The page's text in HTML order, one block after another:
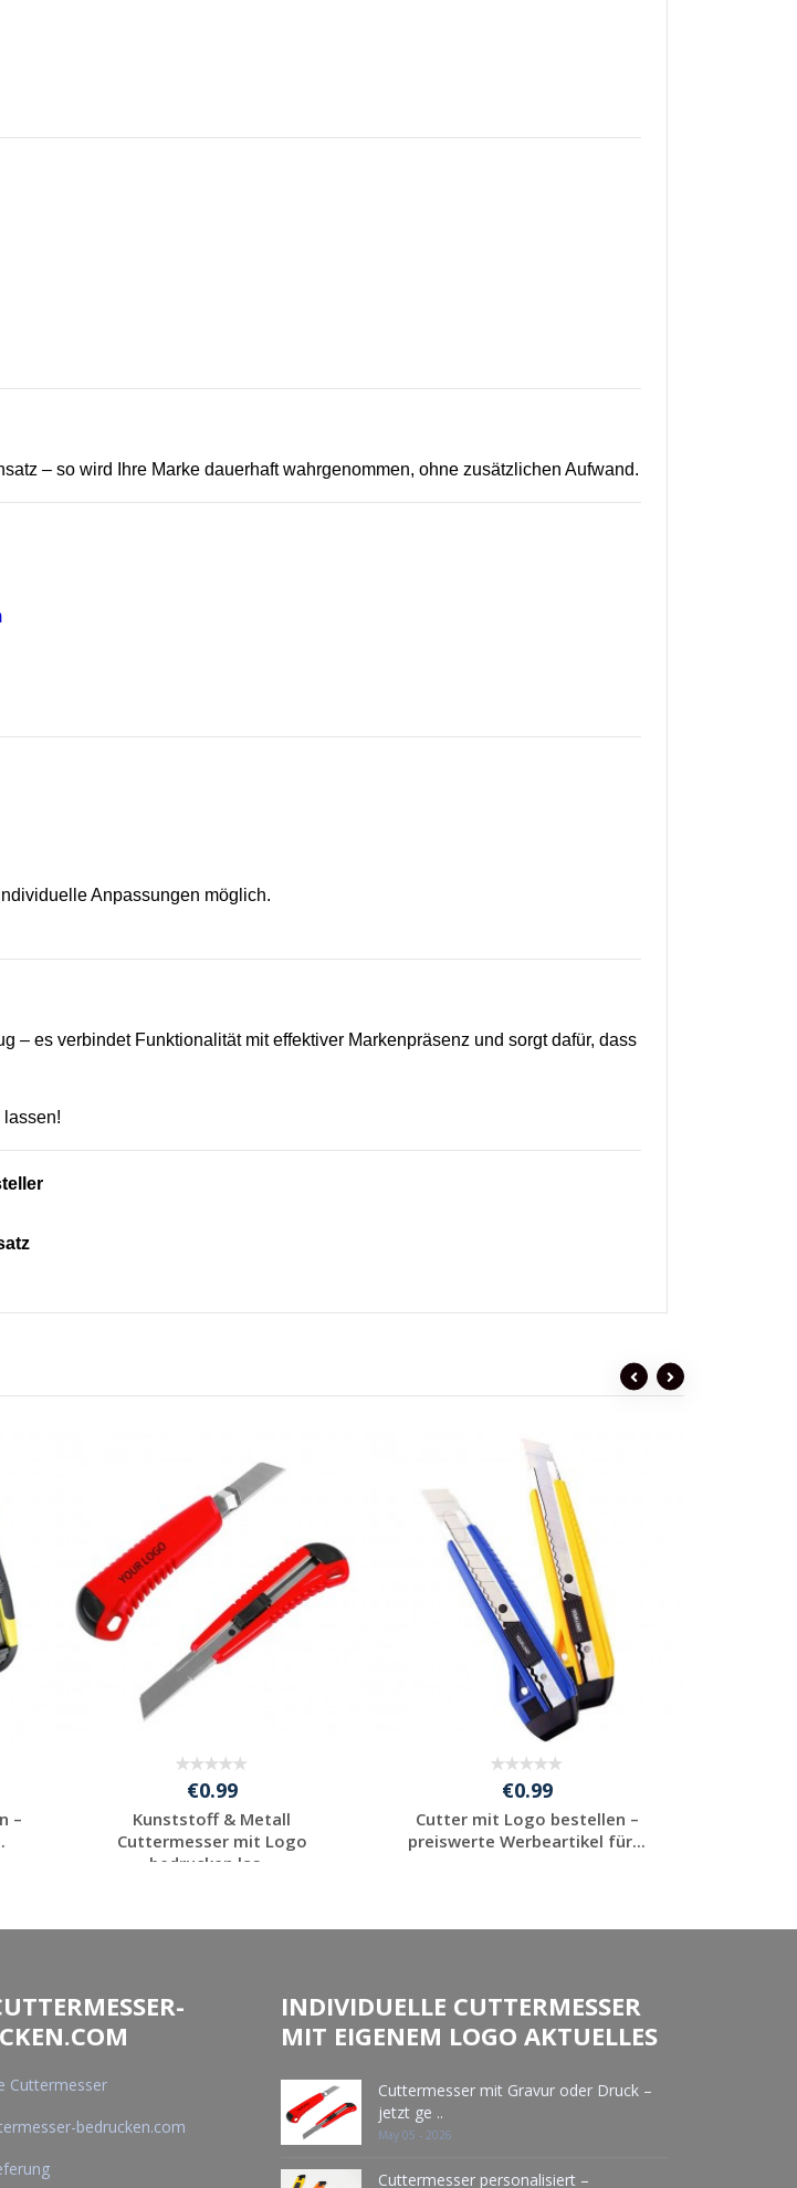
– so wird Ihre Marke dauerhaft wahrgenommen, ohne zusätzlichen Aufwand.
Anpassungen möglich.
– es verbindet Funktionalität mit effektiver Markenpräsenz und sorgt dafür, dass
lassen!
–
€0.99
Kunststoff & Metall
Cuttermesser mit Logo
bedrucken las...
€0.99
Cutter mit Logo bestellen –
preiswerte Werbeartikel für...
Cuttermesser
bedrucken.com
INDIVIDUELLE CUTTERMESSER
MIT EIGENEM LOGO AKTUELLES
Cuttermesser mit Gravur oder Druck –
jetzt ge ..
May 05 - 2026
Cuttermesser personalisiert –